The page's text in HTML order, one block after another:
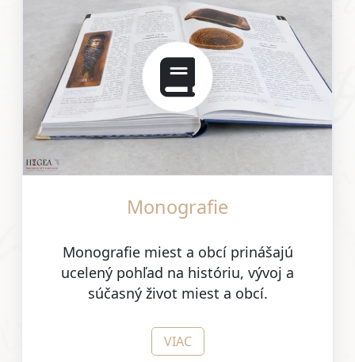
Monografie
Monografie miest a obcí prinášajú
ucelený pohľad na históriu, vývoj a
súčasný život miest a obcí.
VIAC